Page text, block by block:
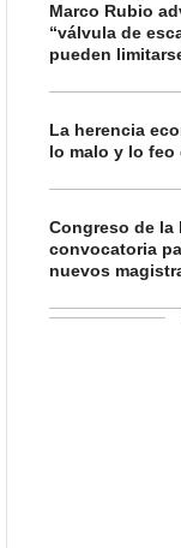
Marco Rubio
“válvula de
pueden
La herencia
lo malo y lo feo
Congreso de la
convocatoria
nuevos